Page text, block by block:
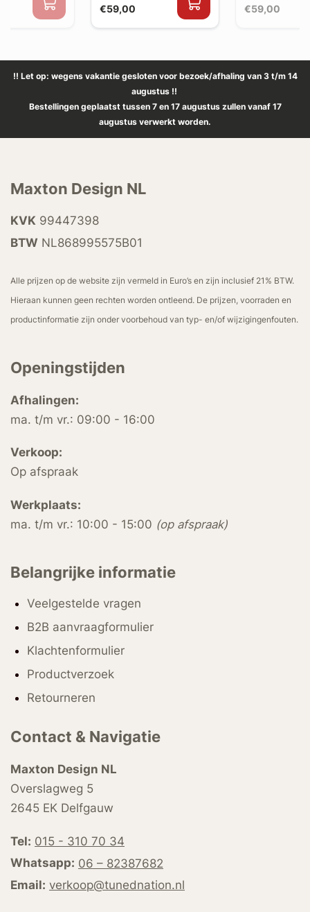
€59,00 €59,00
!! Let op: wegens vakantie gesloten voor bezoek/afhaling van 3 t/m 14
augustus !!
Bestellingen geplaatst tussen 7 en 17 augustus zullen vanaf 17
augustus verwerkt worden.
Maxton Design NL
KVK 99447398
BTW NL868995575B01
Alle prijzen op de website zijn vermeld in Euro’s en zijn inclusief 21% BTW.
Hieraan kunnen geen rechten worden ontleend. De prijzen, voorraden en
productinformatie zijn onder voorbehoud van typ- en/of wijzigingenfouten.
Openingstijden
Afhalingen:
ma. t/m vr.: 09:00 - 16:00
Verkoop:
Op afspraak
Werkplaats:
ma. t/m vr.: 10:00 - 15:00 (op afspraak)
Belangrijke informatie
Veelgestelde vragen
B2B aanvraagformulier
Klachtenformulier
Productverzoek
Retourneren
Contact & Navigatie
Maxton Design NL
Overslagweg 5
2645 EK Delfgauw
Tel: 015 - 310 70 34
Whatsapp: 06 – 82387682
Email: verkoop@tunednation.nl